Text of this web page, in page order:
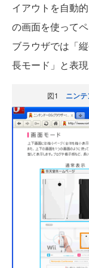
イアウトを自動
の画面を使って
ブラウザでは「
長モード」と表現
図1 ニン